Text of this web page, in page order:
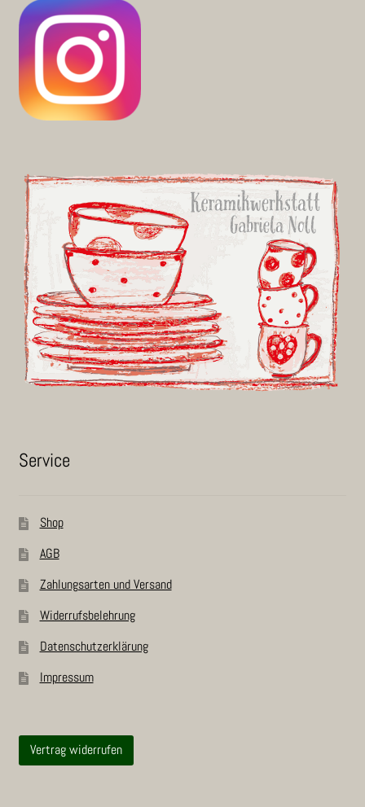
Ser­vice
Shop
AGB
Zah­lungs­ar­ten und Versand
Wider­rufs­be­leh­rung
Daten­schutz­er­klä­rung
Impres­sum
Vertrag widerrufen